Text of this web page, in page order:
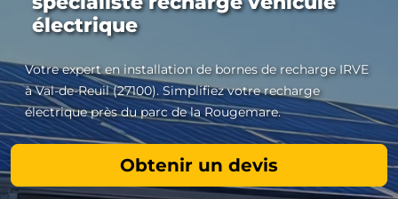
électrique
Votre expert en installation de bornes de recharge IRVE
à Val-de-Reuil (27100). Simplifiez votre recharge
électrique près du parc de la Rougemare.
Obtenir un devis